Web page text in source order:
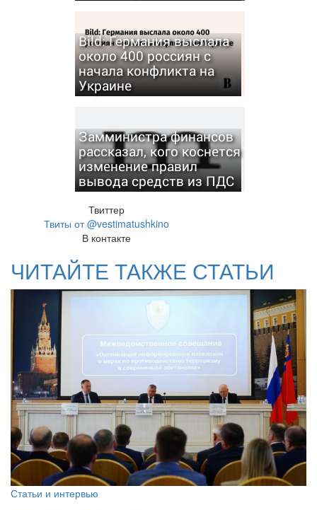
Bild: Германия выслала
около 400 россиян с
начала конфликта на
Украине
Замминистра финансов
рассказал, кого коснется
изменение правил
вывода средств из ПДС
Твиттер
Твиты от @vestimatushkino
В контакте
ЧИТАЙТЕ ТАКЖЕ СТАТЬИ
Статьи и интервью